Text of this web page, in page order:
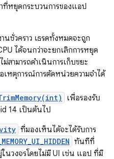
ที่หยุดกระบวนการของแอป
นชั่วคราว เธรดทั้งหมดจะถูก
ได้จนกว่าจะยกเลิกการหยุด
สามารถดำเนินการเก็บขยะ
หตุการณ์การตัดหน่วยความจำได้
เพื่อรองรับ
14 เป็นต้นไป
ที่มองเห็นได้จะได้รับการ
ทันทีที่
วงจรโดยไม่มี UI เช่น แอป ที่มี